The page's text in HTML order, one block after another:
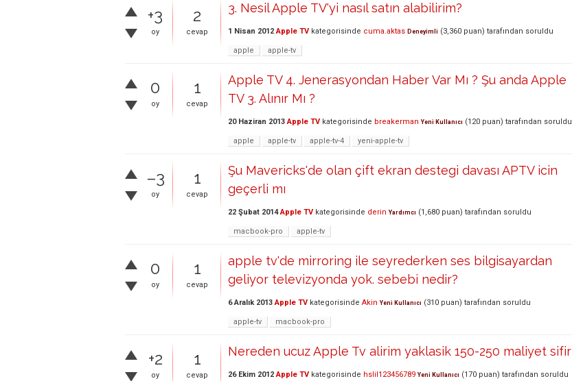
+3
oy
2
cevap
3. Nesil Apple TV'yi nasıl satın alabilirim?
1 Nisan 2012 Apple TV kategorisinde cuma.aktas Deneyimli (3,360 puan) tarafından soruldu
apple apple-tv
0
oy
1
cevap
Apple TV 4. Jenerasyondan Haber Var Mı ? Şu anda Apple
TV 3. Alınır Mı ?
20 Haziran 2013 Apple TV kategorisinde breakerman Yeni Kullanıcı (120 puan) tarafından soruldu
apple apple-tv apple-tv-4 yeni-apple-tv
–3
oy
1
cevap
Şu Mavericks'de olan çift ekran destegi davası APTV icin
geçerli mı
22 Şubat 2014 Apple TV kategorisinde derin Yardımcı (1,680 puan) tarafından soruldu
macbook-pro apple-tv
0
oy
1
cevap
apple tv'de mirroring ile seyrederken ses bilgisayardan
geliyor televizyonda yok. sebebi nedir?
6 Aralık 2013 Apple TV kategorisinde Akin Yeni Kullanıcı (310 puan) tarafından soruldu
apple-tv macbook-pro
+2
oy
1
cevap
Nereden ucuz Apple Tv alirim yaklasik 150-250 maliyet sifir
26 Ekim 2012 Apple TV kategorisinde hslil123456789 Yeni Kullanıcı (170 puan) tarafından soruldu